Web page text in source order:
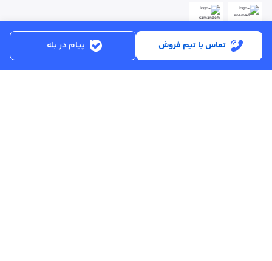
تماس با تیم فروش پیام در بله
ساعت کاری:شنبه تا پنجشنبه از ساعت 8:30 تا 17:00